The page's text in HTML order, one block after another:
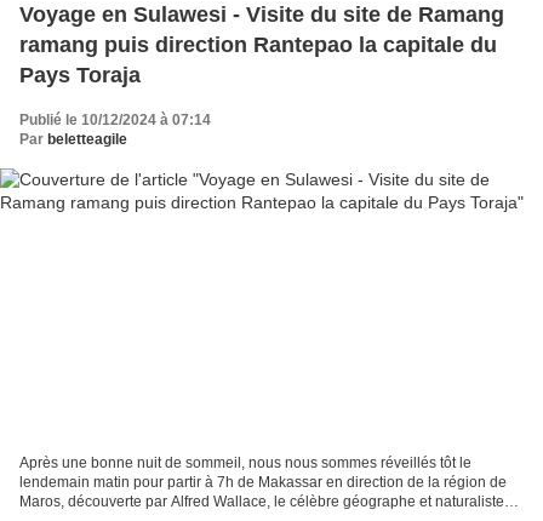
Voyage en Sulawesi - Visite du site de Ramang
ramang puis direction Rantepao la capitale du
Pays Toraja
Publié le 10/12/2024 à 07:14
Par beletteagile
Après une bonne nuit de sommeil, nous nous sommes réveillés tôt le
lendemain matin pour partir à 7h de Makassar en direction de la région de
Maros, découverte par Alfred Wallace, le célèbre géographe et naturaliste